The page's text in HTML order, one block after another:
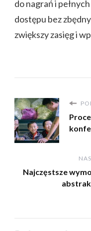
do nagrań i
dostępu bez
zwiększy zasięg i
Najczęstsze